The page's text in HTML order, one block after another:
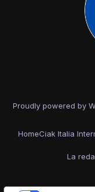
Proudly powered by
HomeCiak Italia
La